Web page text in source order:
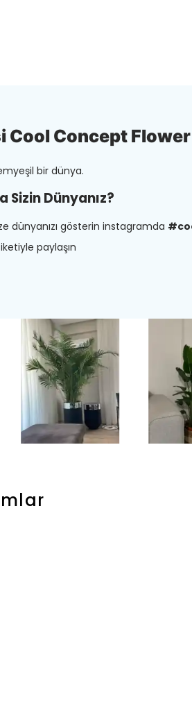
Cool Concept
bir dünya.
Sizin Dünyanız?
dünyanızı gösterin instagramda
paylaşın